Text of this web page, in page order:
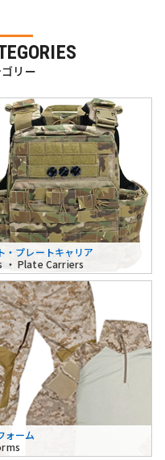
リー
・プレートキャリア
・ Plate Carriers
ォーム